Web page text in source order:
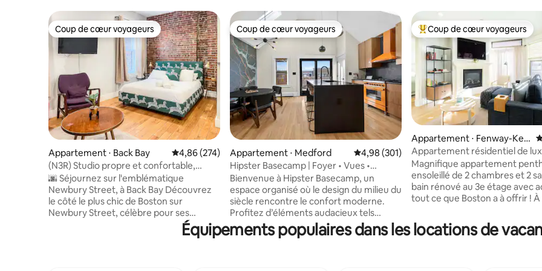
Coup de cœur voyageurs
Coup de cœur voyageurs
Appartement ⋅ Back Bay Évaluation moyenne sur la base de 274 commentaires : 4,86 sur 5
4,86 (274)
(N3R) Studio propre et confortable,
emplacement idéal !
🌆 Séjournez sur l'emblématique
Newbury Street, à Back Bay Découvrez
le côté le plus chic de Boston sur
Newbury Street, célèbre pour ses
maisons historiques en grès rouge, ses
Coup de cœur voyageurs
Coup de cœur voyageurs
Appartement ⋅ Medford Évaluation moyenne sur la base de 301
4,98 (301)
Hipster Basecamp | Foyer • Vues •
Parking
Bienvenue à Hipster Basecamp, un
espace organisé où le design du milieu du
siècle rencontre le confort moderne.
Profitez d’éléments audacieux tels
qu’une cheminée double face, des
appareils électroménagers Smeg et une
Coups de cœur voyageurs les
Coup de cœur voyageurs
Appartement ⋅ Fenway-Ken
more
Appartement résidentiel de
pierre brune
Magnifique appartement
ensoleillé de 2 chambres et 2
bain rénové au 3e étage avec
tout ce que Boston a à offrir !
et des divertissements, y
Fenway Park !, Accès immédiat
Équipements populaires dans les locations de